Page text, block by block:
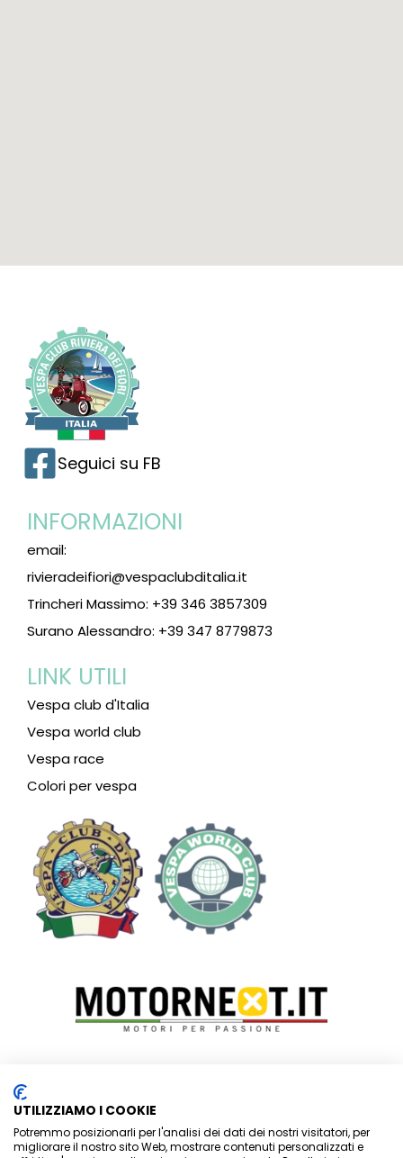
Seguici su FB
INFORMAZIONI
email:
rivieradeifiori@vespaclubditalia.it
Trincheri Massimo: +39 346 3857309
Surano Alessandro: +39 347 8779873
LINK UTILI
Vespa club d'Italia
Vespa world club
Vespa race
Colori per vespa
Vespa Club Riviera dei Fiori – SEDE LEGALE:
– 18012 BORDIGHERA (IM)–
UTILIZZIAMO I COOKIE
Potremmo posizionarli per l'analisi dei dati dei nostri visitatori, per
migliorare il nostro sito Web, mostrare contenuti personalizzati e